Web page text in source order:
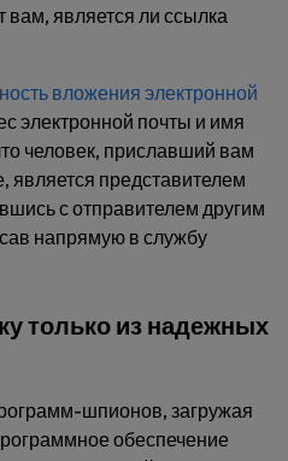
вам, является ли ссылка
вложения электронной
электронной почты и имя
человек, приславший вам
является представителем
с отправителем другим
напрямую в службу
только из надежных
шпионов, загружая
обеспечение